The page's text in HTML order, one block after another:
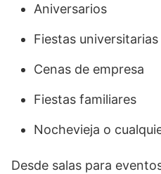
Aniversarios
Fiestas universitarias
Cenas de empresa
Fiestas familiares
Nochevieja o
Desde salas para